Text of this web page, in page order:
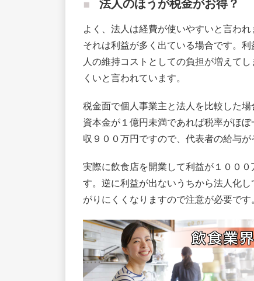
法人のほうが税金がお得？
よく、法人は経費が使いやすいと言わ
それは利益が多く出ている場合です。
人の維持コストとしての負担が増えて
くいと言われています。
税金面で個人事業主と法人を比較した
資本金が１億円未満であれば税率がほ
収９００万円ですので、代表者の給与
実際に飲食店を開業して利益が１００
す。逆に利益が出ないうちから法人化
がりにくくなりますので注意が必要です